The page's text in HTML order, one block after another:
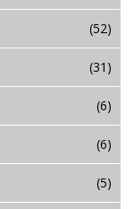
(52)
(31)
(6)
(6)
(5)